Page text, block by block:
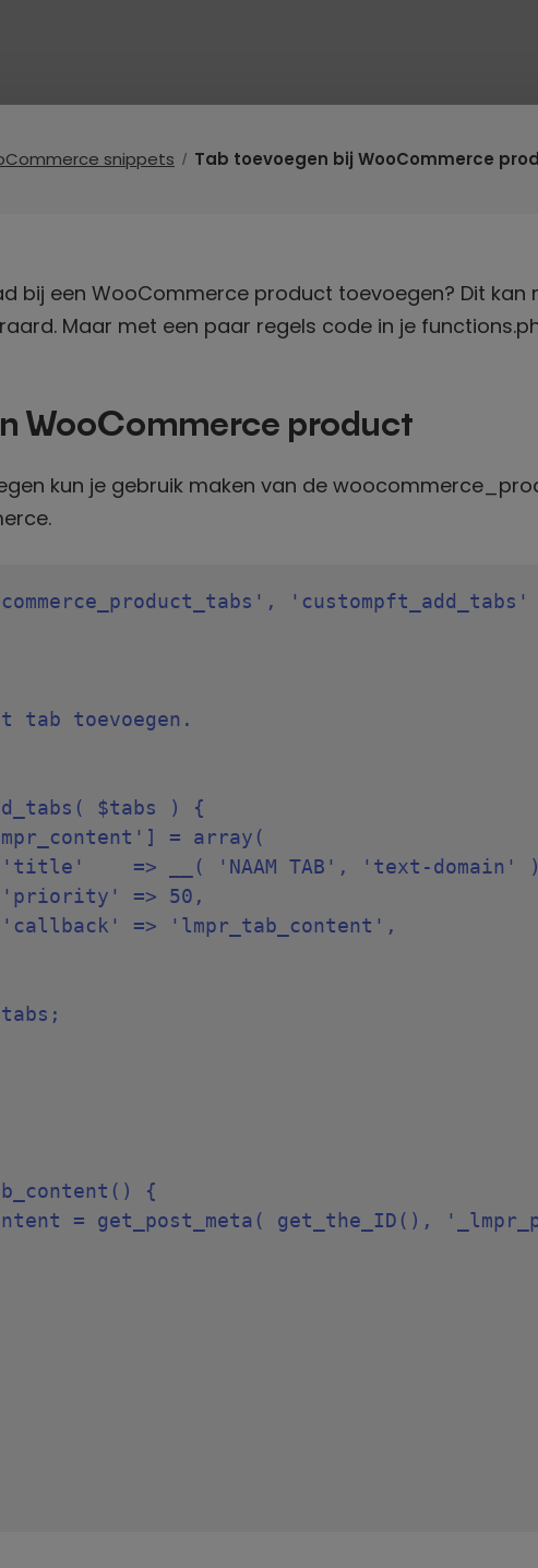
snippets Tab toevoegen bij WooCommerce
bij een WooCommerce product toevoegen? Dit kan
Maar met een paar regels code in je
WooCommerce product
kun je gebruik maken van de
tab toevoegen.
$tabs ) {
{